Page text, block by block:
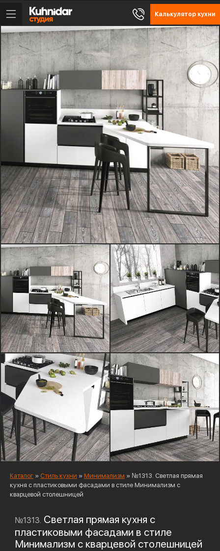
Калькулятор кухни
Каталог » Стиль кухни » Минимализм » №1313. Светлая прямая
кухня с пластиковыми фасадами в стиле Минимализм с
кварцевой столешницей
№1313. Светлая прямая кухня с
пластиковыми фасадами в стиле
Минимализм с кварцевой столешницей